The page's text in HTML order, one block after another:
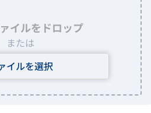
イルをドロップ
または
イルを選択